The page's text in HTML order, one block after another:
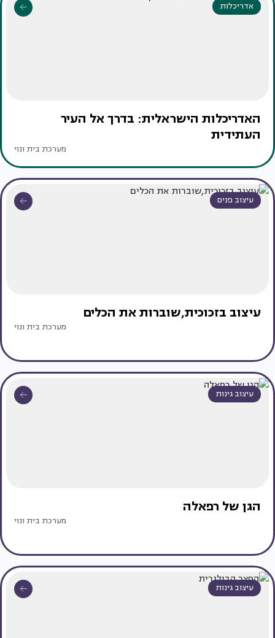
אדריכלות
האדריכלות הישראלית: בדרך אל העיר
העתידית
מערכת בית ונוי
עיצוב פנים
עיצוב בזכוכית,שוברות את הכלים
מערכת בית ונוי
עיצוב גינות
הגן של רפאלה
מערכת בית ונוי
עיצוב גינות